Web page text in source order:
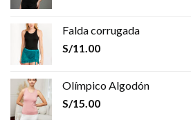
Falda corrugada
S/11.00
Olímpico Algodón
S/15.00